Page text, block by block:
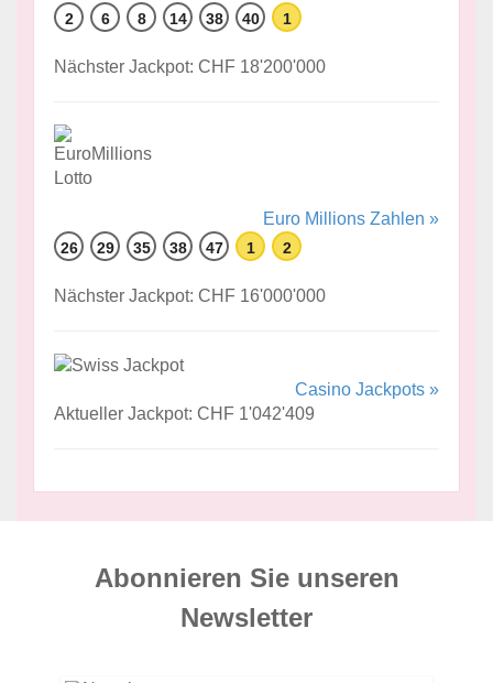
2 6 8 14 38 40 1
Nächster Jackpot: CHF 18'200'000
Euro Millions Zahlen »
26 29 35 38 47 1 2
Nächster Jackpot: CHF 16'000'000
Casino Jackpots »
Aktueller Jackpot: CHF 1'042'409
Abonnieren Sie unseren
News­letter